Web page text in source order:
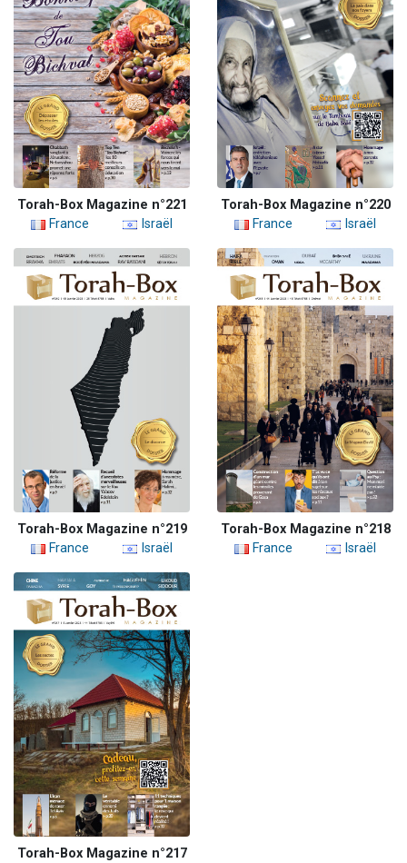
Torah-Box Magazine n°221
France
Israël
Torah-Box Magazine n°220
France
Israël
Torah-Box Magazine n°219
France
Israël
Torah-Box Magazine n°218
France
Israël
Torah-Box Magazine n°217